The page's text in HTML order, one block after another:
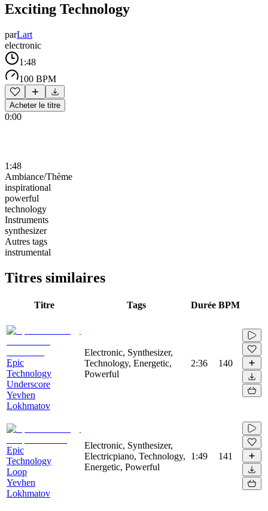
Exciting Technology
parLart
electronic
1:48
100 BPM
Acheter le titre
0:00
1:48
Ambiance/Thème
inspirational
powerful
technology
Instruments
synthesizer
Autres tags
instrumental
Titres similaires
Titre Tags Durée BPM
Epic
Technology
Underscore
Yevhen
Lokhmatov
Electronic, Synthesizer,
Technology, Energetic,
Powerful
2:36 140
Epic
Technology
Loop
Yevhen
Lokhmatov
Electronic, Synthesizer,
Electricpiano, Technology,
Energetic, Powerful
1:49 141